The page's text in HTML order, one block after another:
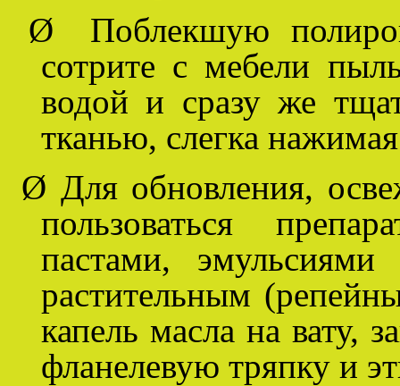
Ø
Поблекшую
сотрите с мебели
водой и сразу же
тканью, слегка
Ø Для обновления,
пользоваться
пастами,
растительным
капель масла на вату,
фланелевую тряпку и